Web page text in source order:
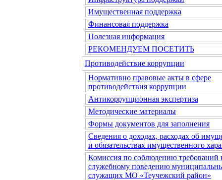
Имущественная поддержка
Финансовая поддержка
Полезная информация
РЕКОМЕНДУЕМ ПОСЕТИТЬ
Противодействие коррупции
Нормативно правовые акты в сфере
противодействия коррупции
Антикоррупционная экспертиза
Методические материалы
Формы документов для заполнения
Сведения о доходах, расходах об
и обязательствах имущественного
Комиссия по соблюдению требований
служебному поведению
служащих МО «Теучежский район»